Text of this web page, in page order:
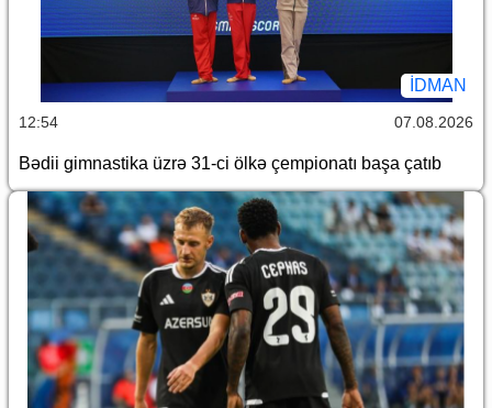
İDMAN
12:54 07.08.2026
Bədii gimnastika üzrə 31-ci ölkə çempionatı başa çatıb